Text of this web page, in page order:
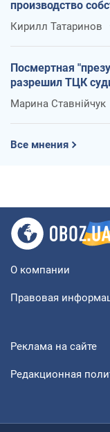
производство
Кирилл Татаринов
Посмертная
разрешил ТЦК
Марина Ставнійчук
Все мнения
О компании
Правовая
Реклама на сайте
Редакционная